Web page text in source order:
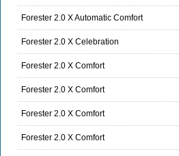
Forester 2.0 X Automatic Comfort
Forester 2.0 X Celebration
Forester 2.0 X Comfort
Forester 2.0 X Comfort
Forester 2.0 X Comfort
Forester 2.0 X Comfort